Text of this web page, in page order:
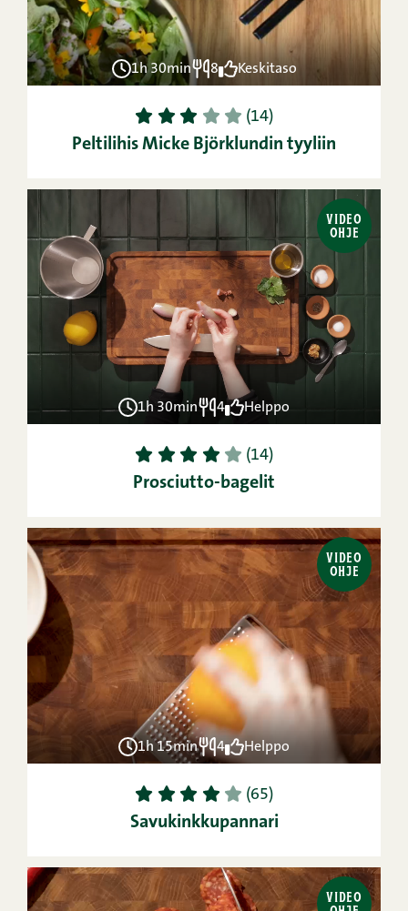
1h 30min 8 Keskitaso
1 2 3 4 5 (14)
Peltilihis Micke Björklundin tyyliin
VIDEO
OHJE
1h 30min 4 Helppo
1 2 3 4 5 (14)
Prosciutto-bagelit
VIDEO
OHJE
1h 15min 4 Helppo
1 2 3 4 5 (65)
Savukinkkupannari
VIDEO